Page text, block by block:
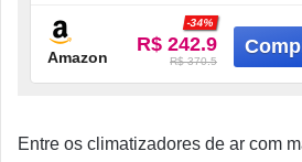
Amazon
R$ 242.9
-34%
R$ 370.5
Entre os climatizadores de ar com